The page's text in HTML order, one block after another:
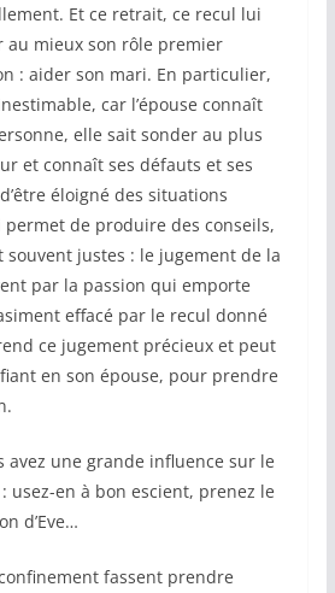
Et ce retrait, ce recul lui
au mieux son rôle premier
: aider son mari. En particulier,
car l’épouse connaît
elle sait sonder au plus
et connaît ses défauts et ses
éloigné des situations
de produire des conseils,
justes : le jugement de la
par la passion qui emporte
effacé par le recul donné
ce jugement précieux et peut
en son épouse, pour prendre
avez une grande influence sur le
usez-en à bon escient, prenez le
d’Eve…
fassent prendre